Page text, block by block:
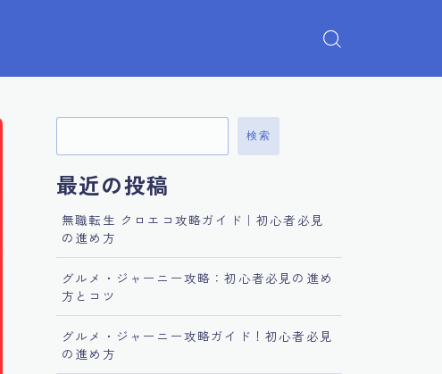
検索
最近の投稿
無職転生 クロエコ攻略ガイド｜初心者必見
の進め方
グルメ・ジャーニー攻略：初心者必見の進め
方とコツ
グルメ・ジャーニー攻略ガイド！初心者必見
の進め方